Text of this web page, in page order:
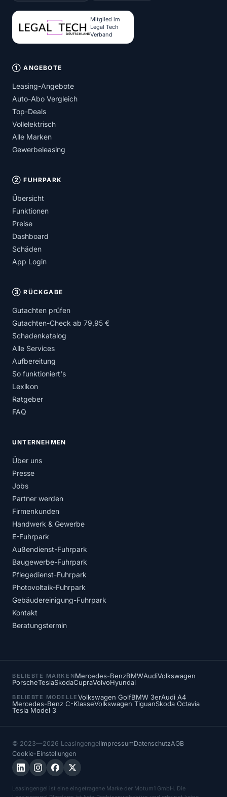
Mitglied im
Legal Tech
Verband
① ANGEBOTE
Leasing-Angebote
Auto-Abo Vergleich
Top-Deals
Vollelektrisch
Alle Marken
Gewerbeleasing
② FUHRPARK
Übersicht
Funktionen
Preise
Dashboard
Schäden
App Login
③ RÜCKGABE
Gutachten prüfen
Gutachten-Check ab 79,95 €
Schadenkatalog
Alle Services
Aufbereitung
So funktioniert's
Lexikon
Ratgeber
FAQ
UNTERNEHMEN
Über uns
Presse
Jobs
Partner werden
Firmenkunden
Handwerk & Gewerbe
E-Fuhrpark
Außendienst-Fuhrpark
Baugewerbe-Fuhrpark
Pflegedienst-Fuhrpark
Photovoltaik-Fuhrpark
Gebäudereinigung-Fuhrpark
Kontakt
Beratungstermin
BELIEBTE MARKENMercedes-BenzBMWAudiVolkswagen
PorscheTeslaSkodaCupraVolvoHyundai
BELIEBTE MODELLE Volkswagen GolfBMW 3erAudi A4
Mercedes-Benz C-KlasseVolkswagen TiguanSkoda Octavia
Tesla Model 3
© 2023—2026 LeasingengelImpressumDatenschutzAGB
Cookie-Einstellungen
Leasingengel ist eine eingetragene Marke der Motum1 GmbH. Die